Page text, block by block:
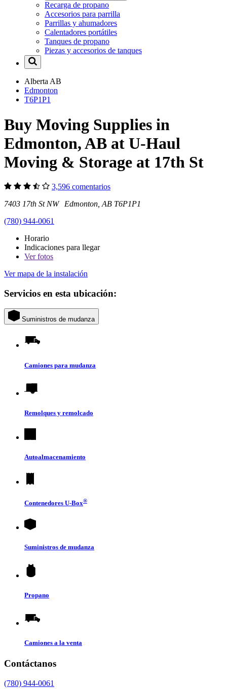
Recarga de propano
Accesorios para parrilla
Parrillas y ahumadores
Calentadores portátiles
Tanques de propano
Piezas y accesorios de tanques
Alberta AB
Edmonton
T6P1P1
Buy Moving Supplies in
Edmonton, AB at U-Haul
Moving & Storage at 17th St
3,596 comentarios
7403 17th St NW Edmonton, AB T6P1P1
(780) 944-0061
Horario
Indicaciones para llegar
Verfotos
Ver mapa de la instalación
Servicios en esta ubicación:
Suministros de mudanza
Camiones para mudanza
Remolques y remolcado
Autoalmacenamiento
Contenedores U-Box®
Suministros de mudanza
Propano
Camiones a la venta
Contáctanos
(780) 944-0061